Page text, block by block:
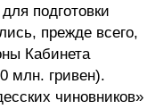
подготовки
прежде всего,
Кабинета
млн. гривен).
чиновников»